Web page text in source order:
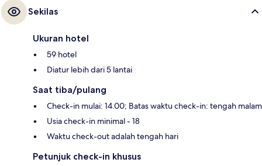
Sekilas
Ukuran hotel
59 hotel
Diatur lebih dari 5 lantai
Saat tiba/pulang
Check-in mulai: 14.00; Batas waktu check-in: tengah malam
Usia check-in minimal - 18
Waktu check-out adalah tengah hari
Petunjuk check-in khusus